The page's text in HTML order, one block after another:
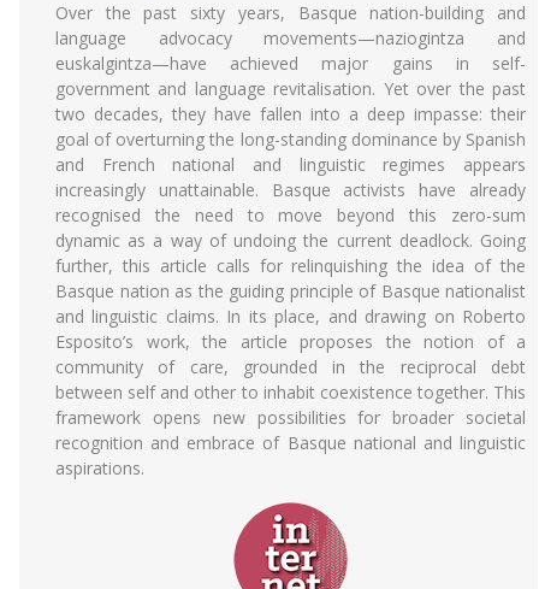
Over the past sixty years, Basque nation-building and
language advocacy movements—naziogintza and
euskalgintza—have achieved major gains in self-
government and language revitalisation. Yet over the past
two decades, they have fallen into a deep impasse: their
goal of overturning the long-standing dominance by Spanish
and French national and linguistic regimes appears
increasingly unattainable. Basque activists have already
recognised the need to move beyond this zero-sum
dynamic as a way of undoing the current deadlock. Going
further, this article calls for relinquishing the idea of the
Basque nation as the guiding principle of Basque nationalist
and linguistic claims. In its place, and drawing on Roberto
Esposito’s work, the article proposes the notion of a
community of care, grounded in the reciprocal debt
between self and other to inhabit coexistence together. This
framework opens new possibilities for broader societal
recognition and embrace of Basque national and linguistic
aspirations.